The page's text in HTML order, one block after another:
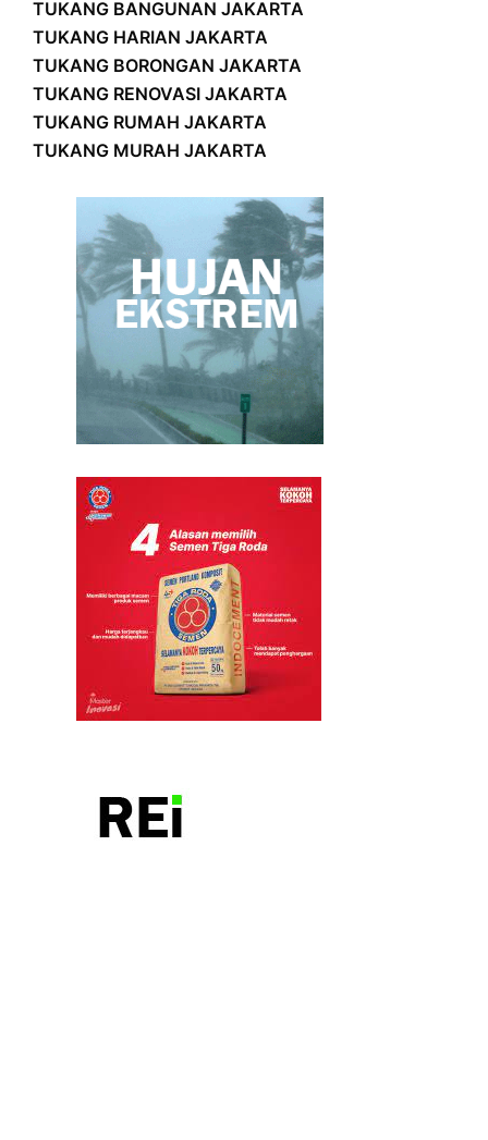
TUKANG BANGUNAN JAKARTA
TUKANG HARIAN JAKARTA
TUKANG BORONGAN JAKARTA
TUKANG RENOVASI JAKARTA
TUKANG RUMAH JAKARTA
TUKANG MURAH JAKARTA